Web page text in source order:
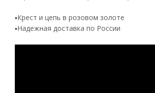
▪️Крест и цепь в розовом золоте
▪️Надежная доставка по России